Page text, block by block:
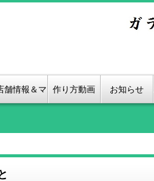
舗情報＆マ 作り方動画 お知らせ